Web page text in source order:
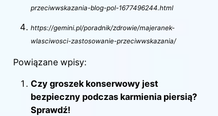
przeciwwskazania-blog-pol-1677496244.html
https://gemini.pl/poradnik/zdrowie/majeranek-
wlasciwosci-zastosowanie-przeciwwskazania/
Powiązane wpisy:
Czy groszek konserwowy jest
bezpieczny podczas karmienia piersią?
Sprawdź!